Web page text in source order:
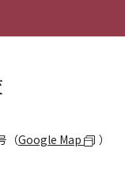
（Google Map
）